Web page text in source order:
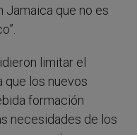
Jamaica que no es
limitar el
que los nuevos
formación
necesidades de los